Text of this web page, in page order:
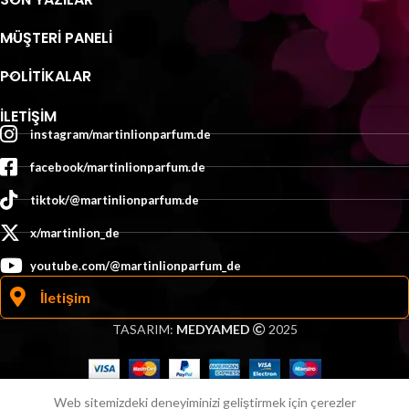
MÜŞTERI PANELI
POLİTİKALAR
İLETIŞIM
instagram/martinlionparfum.de
facebook/martinlionparfum.de
tiktok/@martinlionparfum.de
x/martinlion_de
youtube.com/@martinlionparfum_de
İletişim
TASARIM: MEDYAMED 2025
Web sitemizdeki deneyiminizi geliştirmek için çerezler